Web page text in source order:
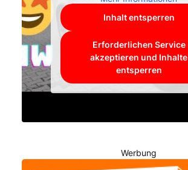
Inhalt entsperren
Erforderlichen Service
akzeptieren und Inhalte
entsperren
Werbung